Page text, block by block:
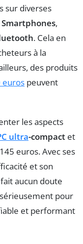
sur diverses
Smartphones,
. Cela en
à la
des produits
euros peuvent
les aspects
ultra-compact et
euros. Avec ses
et son
aucun doute
sérieusement pour
et performant